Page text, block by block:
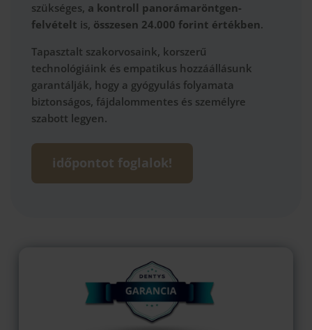
szükséges, a kontroll panorámaröntgen-
felvételt is, összesen 24.000 forint értékben.
Tapasztalt szakorvosaink, korszerű
technológiáink és empatikus hozzáállásunk
garantálják, hogy a gyógyulás folyamata
biztonságos, fájdalommentes és személyre
szabott legyen.
időpontot foglalok!